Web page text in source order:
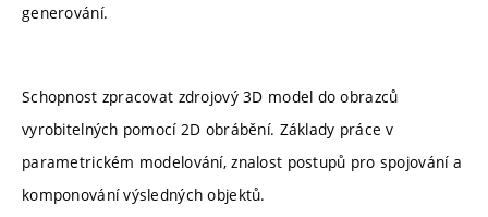
generování.
Schopnost zpracovat zdrojový 3D model do obrazců
vyrobitelných pomocí 2D obrábění. Základy práce v
parametrickém modelování, znalost postupů pro spojování a
komponování výsledných objektů.